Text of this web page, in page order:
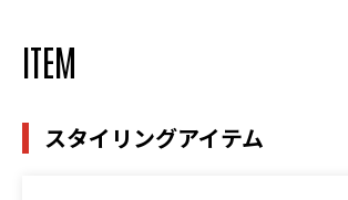
ITEM
スタイリングアイテム